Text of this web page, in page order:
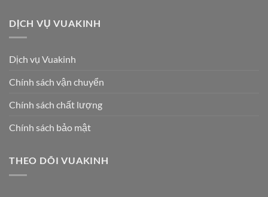
DỊCH VỤ VUAKINH
Dịch vụ Vuakinh
Chính sách vận chuyển
Chính sách chất lượng
Chính sách bảo mật
THEO DÕI VUAKINH